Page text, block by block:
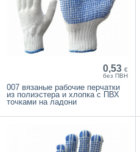
0,53 €
без ПВН
007 вязаные рабочие перчатки
из полиэстера и хлопка с ПВХ
точками на ладони